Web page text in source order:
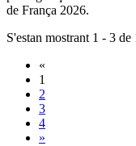
de França 2026.
S'estan mostrant 1 - 3 de
«
1
2
3
4
»